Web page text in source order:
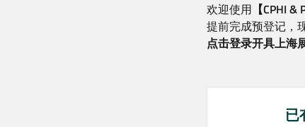
欢迎使用 【CPHI
提前完成预登记，
点击登录开具上海
已